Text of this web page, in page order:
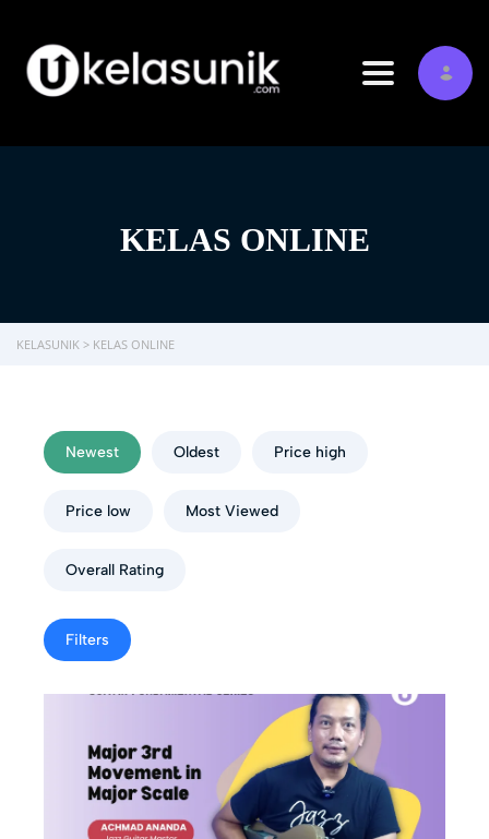
Toggle
KELAS ONLINE
KELASUNIK > KELAS ONLINE
Newest Oldest Price high
Price low Most Viewed
Overall Rating
Filters